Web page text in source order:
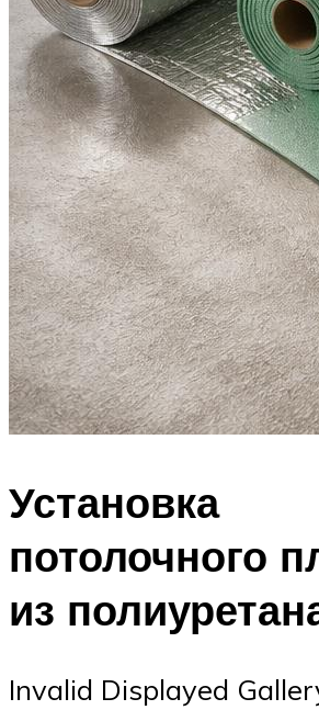
Установка
потолочного
из
Invalid Displayed